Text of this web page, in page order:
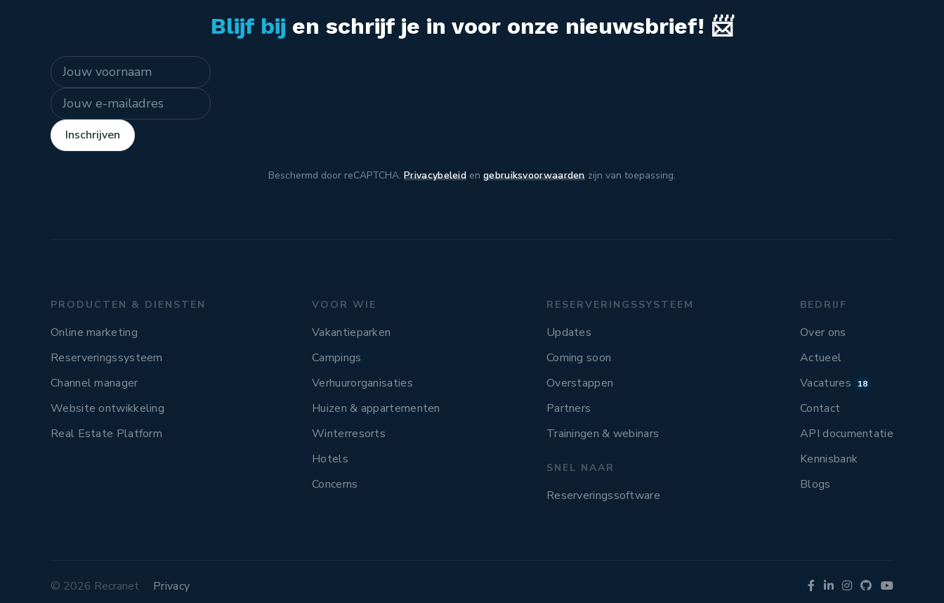
Blijf bij en schrijf je in voor onze nieuwsbrief! 📨
Naam
E-mailadres
Inschrijven
Beschermd door reCAPTCHA.Privacybeleid engebruiksvoorwaardenzijn van toepassing.
PRODUCTEN & DIENSTEN
Online marketing
Reserveringssysteem
Channel manager
Website ontwikkeling
Real Estate Platform
VOOR WIE
Vakantieparken
Campings
Verhuurorganisaties
Huizen & appartementen
Winterresorts
Hotels
Concerns
RESERVERINGSSYSTEEM
Updates
Coming soon
Overstappen
Partners
Trainingen & webinars
SNEL NAAR
Reserveringssoftware
BEDRIJF
Over ons
Actueel
Vacatures
18
Contact
API documentatie
Kennisbank
Blogs
© 2026 Recranet Privacy